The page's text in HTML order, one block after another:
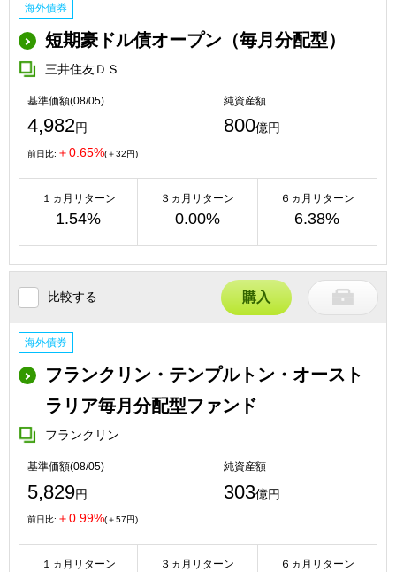
海外債券
短期豪ドル債オープン（毎月分配型）
三井住友ＤＳ
基準価額(08/05)
4,982円
純資産額
800億円
前日比: ＋0.65%(＋32円)
１ヵ月リターン
1.54%
３ヵ月リターン
0.00%
６ヵ月リターン
6.38%
比較する 購入
海外債券
フランクリン・テンプルトン・オースト
ラリア毎月分配型ファンド
フランクリン
基準価額(08/05)
5,829円
純資産額
303億円
前日比: ＋0.99%(＋57円)
１ヵ月リターン ３ヵ月リターン ６ヵ月リターン